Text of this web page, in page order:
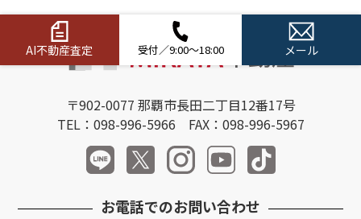
AI不動産査定 受付／9:00～18:00 メール
〒902-0077 那覇市長田二丁目12番17号
TEL：098-996-5966 FAX：098-996-5967
お電話でのお問い合わせ